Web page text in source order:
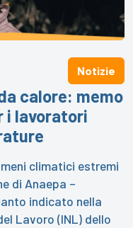
Notizie
calore: memo
i lavoratori
climatici estremi
di Anaepa –
indicato nella
Lavoro (INL) dello